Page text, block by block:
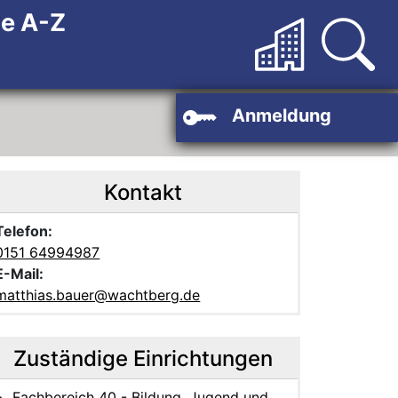
A-Z
Anmeldung
Kontakt
64994987
Mail:
Zuständige Einrichtungen